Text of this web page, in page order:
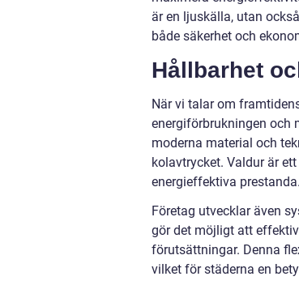
är en ljuskälla, utan
både säkerhet och
Hållbarhet
När vi talar om
energiförbrukningen och
moderna material och
kolavtrycket. Valdur är
energieffektiva prestanda.
Företag utvecklar även
gör det möjligt att
förutsättningar. Denna
vilket för städerna en